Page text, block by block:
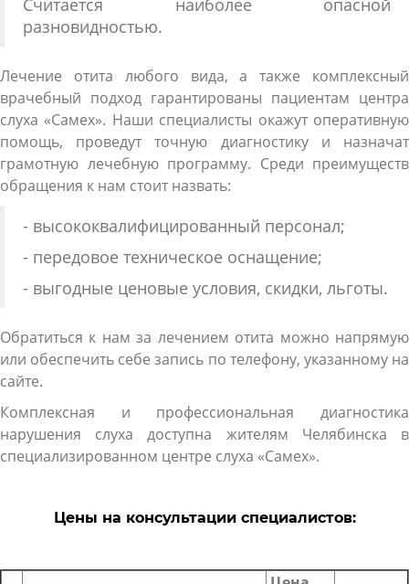
Считается наиболее опасной
разновидностью.
Лечение отита любого вида, а также комплексный
врачебный подход гарантированы пациентам центра
слуха «Самех». Наши специалисты окажут оперативную
помощь, проведут точную диагностику и назначат
грамотную лечебную программу. Среди преимуществ
обращения к нам стоит назвать:
- высококвалифицированный персонал;
- передовое техническое оснащение;
- выгодные ценовые условия, скидки, льготы.
Обратиться к нам за лечением отита можно напрямую
или обеспечить себе запись по телефону, указанному на
сайте.
Комплексная и профессиональная диагностика
нарушения слуха доступна жителям Челябинска в
специализированном центре слуха «Самех».
Цены на консультации специалистов: